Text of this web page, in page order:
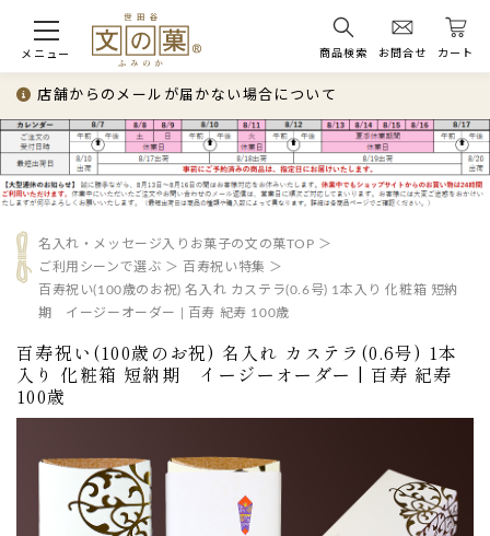
メニュー 商品検索 お問合せ カート
店舗からのメールが届かない場合について
名入れ・メッセージ入りお菓子の文の菓TOP
ご利用シーンで選ぶ
百寿祝い特集
百寿祝い(100歳のお祝) 名入れ カステラ(0.6号) 1本入り 化粧箱 短納
期 イージーオーダー | 百寿 紀寿 100歳
百寿祝い(100歳のお祝) 名入れ カステラ(0.6号) 1本
入り 化粧箱 短納期 イージーオーダー | 百寿 紀寿
100歳